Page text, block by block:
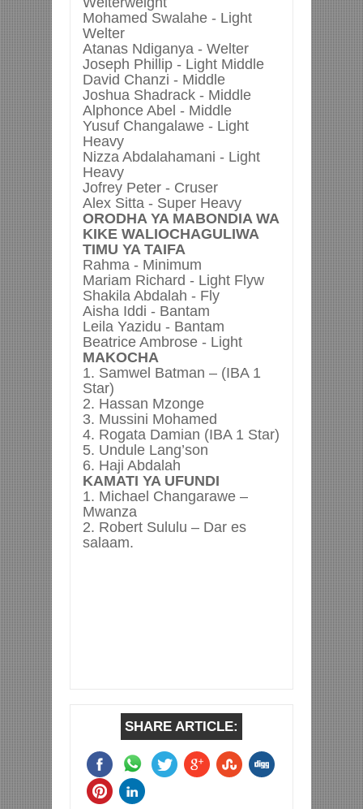
Mohamed Swalahe - Light
Welter
Atanas Ndiganya - Welter
Joseph Phillip - Light Middle
David Chanzi - Middle
Joshua Shadrack - Middle
Alphonce Abel - Middle
Yusuf Changalawe - Light
Heavy
Nizza Abdalahamani - Light
Heavy
Jofrey Peter - Cruser
Alex Sitta - Super Heavy
ORODHA YA MABONDIA WA
KIKE WALIOCHAGULIWA
TIMU YA TAIFA
Rahma - Minimum
Mariam Richard - Light Flyw
Shakila Abdalah - Fly
Aisha Iddi - Bantam
Leila Yazidu - Bantam
Beatrice Ambrose - Light
MAKOCHA
1. Samwel Batman – (IBA 1
Star)
2. Hassan Mzonge
3. Mussini Mohamed
4. Rogata Damian (IBA 1 Star)
5. Undule Lang’son
6. Haji Abdalah
KAMATI YA UFUNDI
1. Michael Changarawe –
Mwanza
2. Robert Sululu – Dar es
salaam.
SHARE ARTICLE: